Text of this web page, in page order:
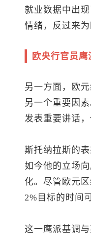
就业数据中出
情绪，反过来
欧央行官员
另一方面，欧
另一个重要因
发表重要讲话
斯托纳拉斯的
如今他的立场
化。尽管欧元
2%目标的时间
这一鹰派基调